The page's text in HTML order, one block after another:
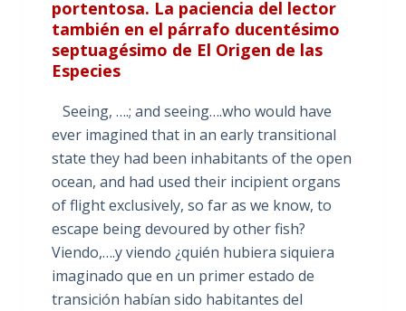
portentosa. La paciencia del lector
también en el párrafo ducentésimo
septuagésimo de El Origen de las
Especies
Seeing, ….; and seeing….who would have
ever imagined that in an early transitional
state they had been inhabitants of the open
ocean, and had used their incipient organs
of flight exclusively, so far as we know, to
escape being devoured by other fish?
Viendo,….y viendo ¿quién hubiera siquiera
imaginado que en un primer estado de
transición habían sido habitantes del